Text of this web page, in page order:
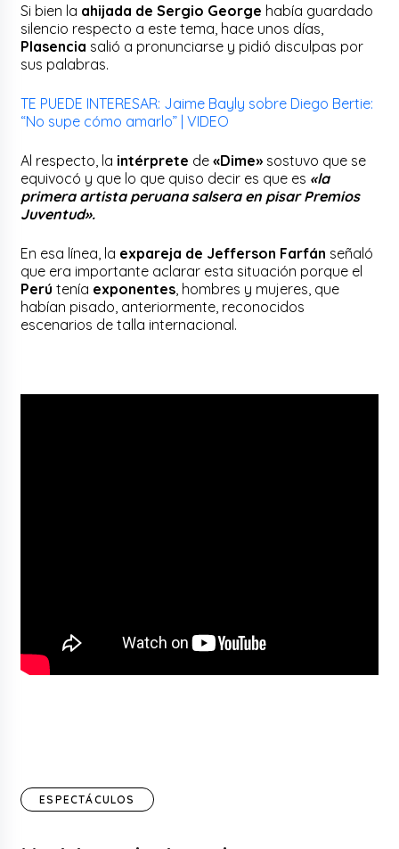
Si bien la ahijada de Sergio George había guardado
silencio respecto a este tema, hace unos días,
Plasencia salió a pronunciarse y pidió disculpas por
sus palabras.
TE PUEDE INTERESAR: Jaime Bayly sobre Diego Bertie:
“No supe cómo amarlo” | VIDEO
Al respecto, la intérprete de«Dime» sostuvo que se
equivocó y que lo que quiso decir es que es «la
primera artista peruana salsera en pisar Premios
Juventud».
En esa línea, la expareja de Jefferson Farfán señaló
que era importante aclarar esta situación porque el
Perútenía exponentes , hombres y mujeres, que
habían pisado, anteriormente, reconocidos
escenarios de talla internacional.
ESPECTÁCULOS